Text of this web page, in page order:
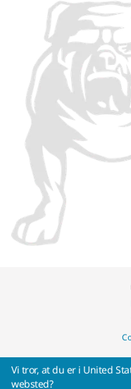
Vi tror, at ​​du er i United
websted?